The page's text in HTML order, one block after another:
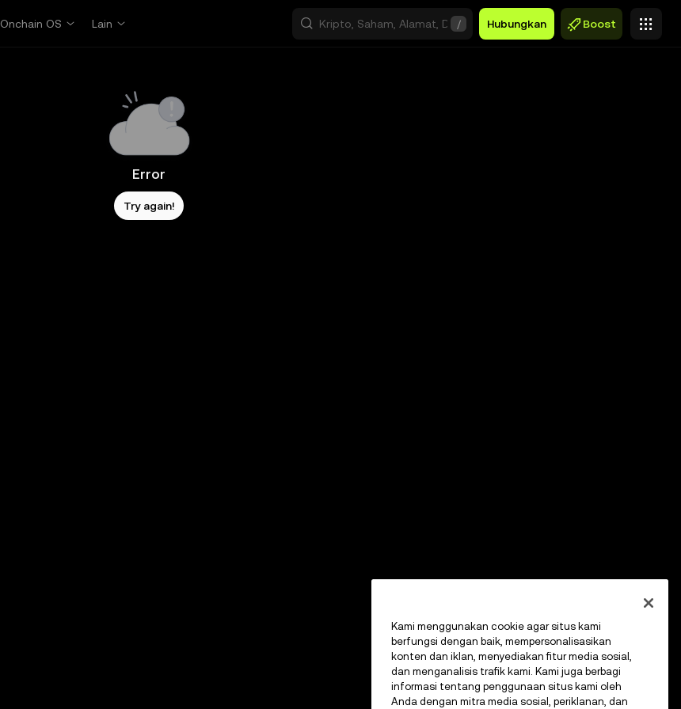
Onchain OS Lain / Hubungkan Boost
Error
Try again!
Kami menggunakan cookie agar situs kami
berfungsi dengan baik, mempersonalisasikan
konten dan iklan, menyediakan fitur media sosial,
dan menganalisis trafik kami. Kami juga berbagi
informasi tentang penggunaan situs kami oleh
Anda dengan mitra media sosial, periklanan, dan